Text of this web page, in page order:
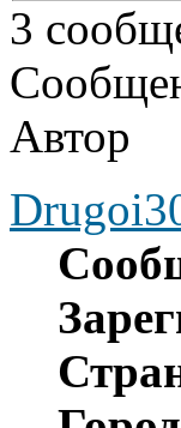
3
Автор